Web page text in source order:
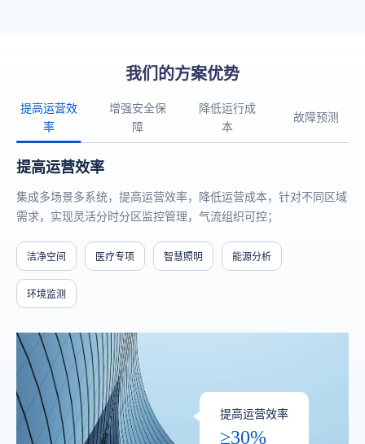
我们的方案优势
提高运营效
率
增强安全保
障
降低运行成
本
故障预测
提高运营效率
集成多场景多系统，提高运营效率，降低运营成本，针对不同区域
需求，实现灵活分时分区监控管理，气流组织可控；
洁净空间 医疗专项 智慧照明 能源分析
环境监测
提高运营效率
≥30%